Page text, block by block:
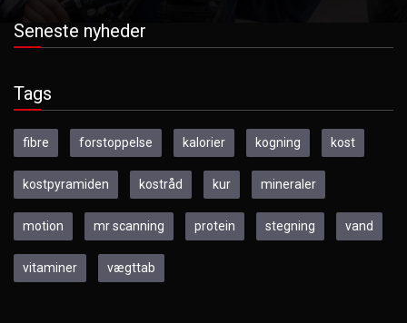
Seneste nyheder
Tags
fibre forstoppelse kalorier kogning kost
kostpyramiden kostråd kur mineraler
motion mr scanning protein stegning vand
vitaminer vægttab